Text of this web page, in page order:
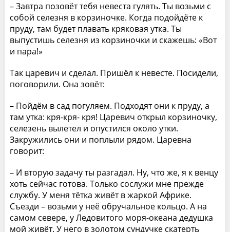
– Завтра позовёт тебя невеста гулять. Ты возьми с
собой селезня в корзиночке. Когда подойдёте к
пруду, там будет плавать кряковая утка. Ты
выпустишь селезня из корзиночки и скажешь: «Вот
и пара!»
Так царевич и сделал. Пришёл к невесте. Посидели,
поговорили. Она зовёт:
– Пойдём в сад погуляем. Подходят они к пруду, а
там утка: кря-кря- кря! Царевич открыл корзиночку,
селезень вылетел и опустился около утки.
Закружились они и поплыли рядом. Царевна
говорит:
– И вторую задачу ты разгадал. Ну, что же, я к венцу
хоть сейчас готова. Только сослужи мне прежде
службу. У меня тётка живёт в жаркой Африке.
Съезди – возьми у неё обручальное кольцо. А на
самом севере, у Ледовитого моря-океана дедушка
мой живёт. У него в золотом сундучке скатерть